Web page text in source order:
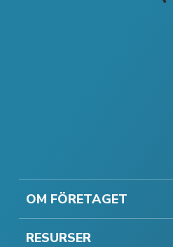
OM FÖRETAGET
RESURSER